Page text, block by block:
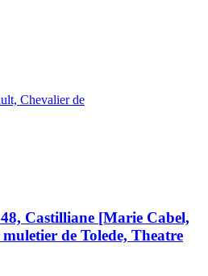
Chevalier de
Castilliane [Marie Cabel,
de Tolede, Theatre